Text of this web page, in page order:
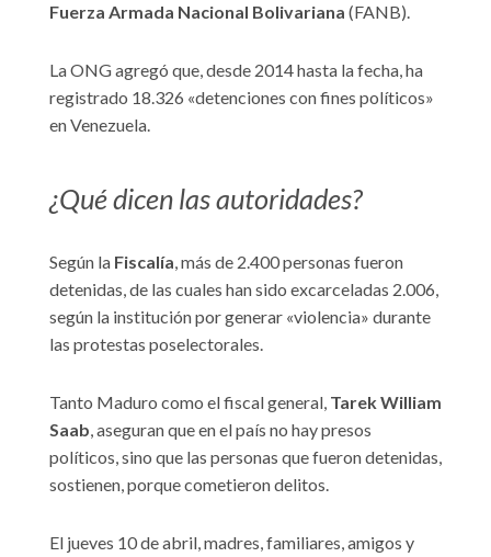
Fuerza Armada Nacional Bolivariana (FANB).
La ONG agregó que, desde 2014 hasta la fecha, ha
registrado 18.326 «detenciones con fines políticos»
en Venezuela.
¿Qué dicen las autoridades?
Según la Fiscalía, más de 2.400 personas fueron
detenidas, de las cuales han sido excarceladas 2.006,
según la institución por generar «violencia» durante
las protestas poselectorales.
Tanto Maduro como el fiscal general, Tarek William
Saab, aseguran que en el país no hay presos
políticos, sino que las personas que fueron detenidas,
sostienen, porque cometieron delitos.
El jueves 10 de abril, madres, familiares, amigos y